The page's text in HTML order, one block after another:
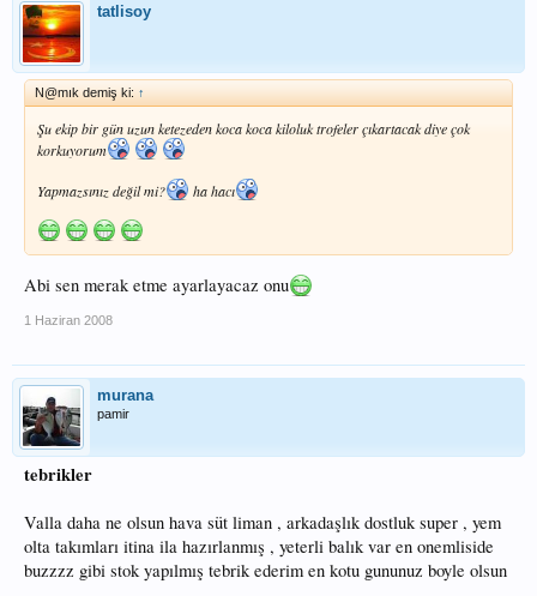
tatlisoy
N@mık demiş ki: ↑
Şu ekip bir gün uzun ketezeden koca koca kiloluk trofeler çıkartacak diye çok
korkuyorum
Yapmazsınız değil mi? ha hacı
Abi sen merak etme ayarlayacaz onu
1 Haziran 2008
murana
pamir
tebrikler
Valla daha ne olsun hava süt liman , arkadaşlık dostluk super , yem
olta takımları itina ila hazırlanmış , yeterli balık var en onemliside
buzzzz gibi stok yapılmış tebrik ederim en kotu gununuz boyle olsun